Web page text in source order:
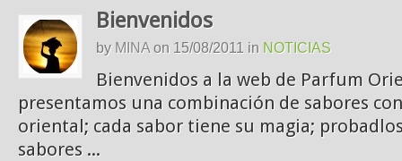
Bienvenidos
by MINA on 15/08/2011 in NOTICIAS
Bienvenidos a la web de Parfum
presentamos una combinación de sabores
oriental; cada sabor tiene su magia;
sabores ...